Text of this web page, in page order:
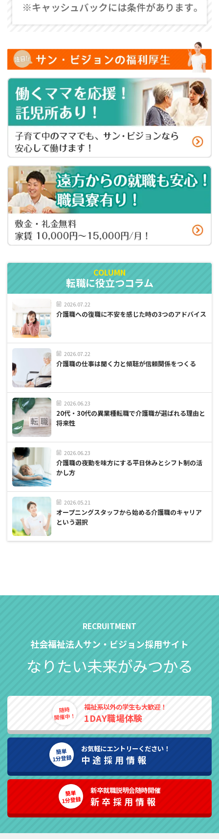
転職に役立つコラム
2026.07.22
介護職への復職に不安を感じた時の3つのアドバイス
2026.07.22
介護職の仕事は聞く力と傾聴が信頼関係をつくる
2026.06.23
20代・30代の異業種転職で介護職が選ばれる理由と
将来性
2026.06.23
介護職の夜勤を味方にする平日休みとシフト制の活
かし方
2026.05.21
オープニングスタッフから始める介護職のキャリア
という選択
社会福祉法人サン・ビジョン採用サイト
なりたい未来がみつかる
随時
開催中！
福祉系以外の学生も大歓迎！
1DAY職場体験
簡単
1分登録
お気軽にエントリーください！
中途採用情報
簡単
1分登録
新卒就職説明会随時開催
新卒採用情報